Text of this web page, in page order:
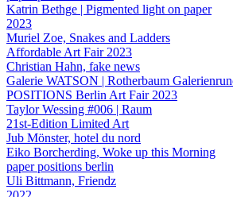
Katrin Bethge | Pigmented light on paper
2023
Muriel Zoe, Snakes and Ladders
Affordable Art Fair 2023
Christian Hahn, fake news
Galerie WATSON | Rotherbaum
POSITIONS Berlin Art Fair 2023
Taylor Wessing #006 | Raum
21st-Edition Limited Art
Jub Mönster, hotel du nord
Eiko Borcherding, Woke up this Morning
paper positions berlin
Uli Bittmann, Friendz